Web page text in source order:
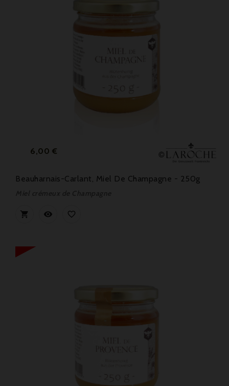
Prix
6,00 €
Beauharnais-Carlant, Miel De Champagne - 250g
  